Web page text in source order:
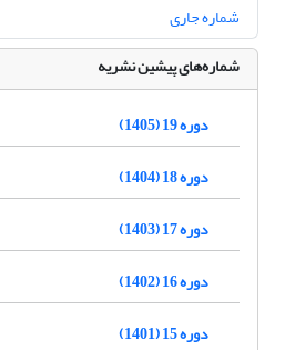
شماره جاری
شماره‌های پیشین نشریه
دوره 19 (1405)
دوره 18 (1404)
دوره 17 (1403)
دوره 16 (1402)
دوره 15 (1401)